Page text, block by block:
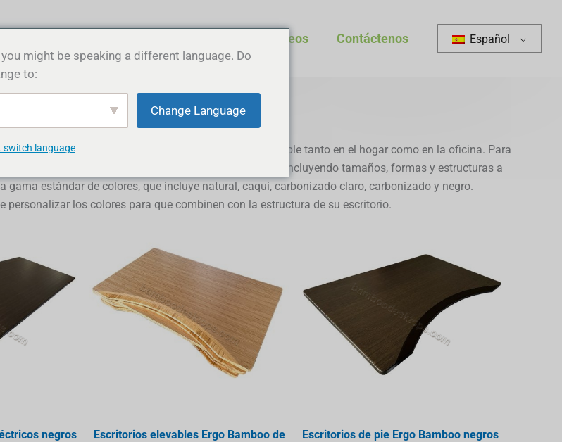
Vídeos Contáctenos Español
lineal, ideal para escritorios modernos de altura regulable tanto en el hogar como en la oficina. Para
ofrecemos servicios de personalización completos, incluyendo tamaños, formas y estructuras a
estándar de colores, que incluye natural, caqui, carbonizado claro, carbonizado y negro.
personalizar los colores para que combinen con la estructura de su escritorio.
negros
Escritorios elevables Ergo Bamboo de
Escritorios de pie Ergo Bamboo negros
might be speaking a different language. Do
to:
Change Language
switch language